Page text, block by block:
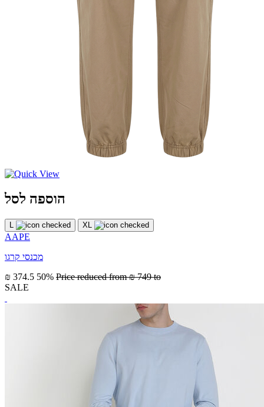
הוספה לסל
XL
AAPE
מכנסי קרגו
₪ 374.5 50% Price reduced from₪ 749 to
SALE